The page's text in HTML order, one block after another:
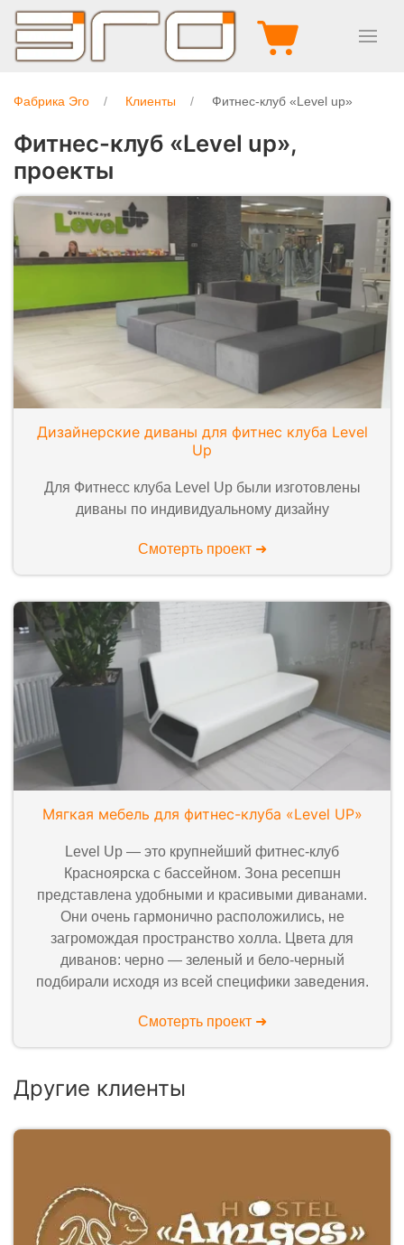
Фабрика Эго Клиенты Фитнес-клуб «Level up»
Фитнес-клуб «Level up»,
проекты
Дизайнерские диваны для фитнес клуба Level
Up
Для Фитнесс клуба Level Up были изготовлены
диваны по индивидуальному дизайну
Смотерть проект ➜
Мягкая мебель для фитнес-клуба «Level UP»
Level Up — это крупнейший фитнес-клуб
Красноярска с бассейном. Зона ресепшн
представлена удобными и красивыми диванами.
Они очень гармонично расположились, не
загромождая пространство холла. Цвета для
диванов: черно — зеленый и бело-черный
подбирали исходя из всей специфики заведения.
Смотерть проект ➜
Другие клиенты